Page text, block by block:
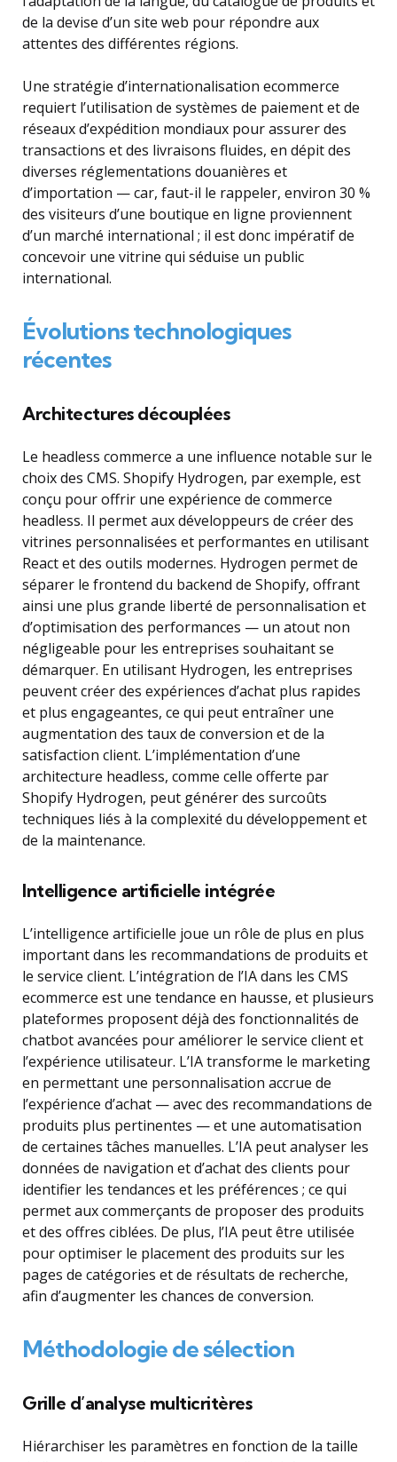
de la devise d’un site web pour répondre aux
attentes des différentes régions.
Une stratégie d’internationalisation ecommerce
requiert l’utilisation de systèmes de paiement et de
réseaux d’expédition mondiaux pour assurer des
transactions et des livraisons fluides, en dépit des
diverses réglementations douanières et
d’importation — car, faut-il le rappeler, environ 30 %
des visiteurs d’une boutique en ligne proviennent
d’un marché international ; il est donc impératif de
concevoir une vitrine qui séduise un public
international.
Évolutions technologiques
récentes
Architectures découplées
Le headless commerce a une influence notable sur le
choix des CMS. Shopify Hydrogen, par exemple, est
conçu pour offrir une expérience de commerce
headless. Il permet aux développeurs de créer des
vitrines personnalisées et performantes en utilisant
React et des outils modernes. Hydrogen permet de
séparer le frontend du backend de Shopify, offrant
ainsi une plus grande liberté de personnalisation et
d’optimisation des performances — un atout non
négligeable pour les entreprises souhaitant se
démarquer. En utilisant Hydrogen, les entreprises
peuvent créer des expériences d’achat plus rapides
et plus engageantes, ce qui peut entraîner une
augmentation des taux de conversion et de la
satisfaction client. L’implémentation d’une
architecture headless, comme celle offerte par
Shopify Hydrogen, peut générer des surcoûts
techniques liés à la complexité du développement et
de la maintenance.
Intelligence artificielle intégrée
L’intelligence artificielle joue un rôle de plus en plus
important dans les recommandations de produits et
le service client. L’intégration de l’IA dans les CMS
ecommerce est une tendance en hausse, et plusieurs
plateformes proposent déjà des fonctionnalités de
chatbot avancées pour améliorer le service client et
l’expérience utilisateur. L’IA transforme le marketing
en permettant une personnalisation accrue de
l’expérience d’achat — avec des recommandations de
produits plus pertinentes — et une automatisation
de certaines tâches manuelles. L’IA peut analyser les
données de navigation et d’achat des clients pour
identifier les tendances et les préférences ; ce qui
permet aux commerçants de proposer des produits
et des offres ciblées. De plus, l’IA peut être utilisée
pour optimiser le placement des produits sur les
pages de catégories et de résultats de recherche,
afin d’augmenter les chances de conversion.
Méthodologie de sélection
Grille d’analyse multicritères
Hiérarchiser les paramètres en fonction de la taille